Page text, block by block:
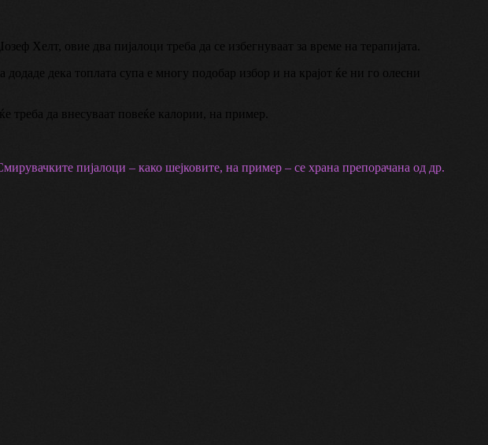
Хелт, овие два пијалоци треба да се избегнуваат за време на терапијата.
додаде дека топлата супа е многу подобар избор и на крајот ќе ни го олесни
треба да внесуваат повеќе калории, на пример.
пијалоци – како шејковите, на пример – се храна препорачана од др.